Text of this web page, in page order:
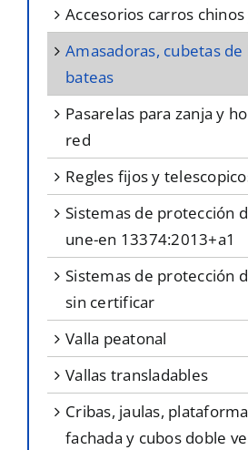
accesorios carros
amasadoras, cubetas de hormigón y
bateas
pasarelas para zanja y horcas para
red
regles fijos y
sistemas de protección de borde 'jm'
une-en 13374:2013+a1
sistemas de protección de borde 'jm'
sin certificar
valla peatonal
vallas transladables
cribas, jaulas, plataformas para
fachada y cubos doble